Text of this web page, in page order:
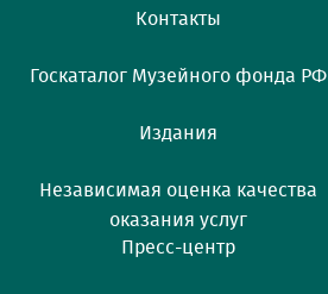
Контакты
Госкаталог Музейного фонда РФ
Издания
Независимая оценка качества
оказания услуг
Пресс-центр